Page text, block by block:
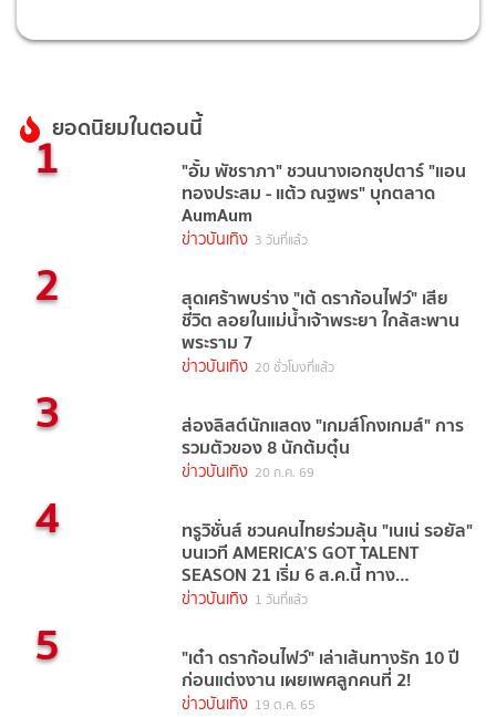
ยอดนิยมในตอนนี้
1 "อั้ม พัชราภา" ชวนนางเอกซุปตาร์ "แอน
ทองประสม - แต้ว ณฐพร" บุกตลาด
AumAum
ข่าวบันเทิง 3 วันที่แล้ว
2 สุดเศร้าพบร่าง "เต้ ดราก้อนไฟว์" เสีย
ชีวิต ลอยในแม่น้ำเจ้าพระยา ใกล้สะพาน
พระราม 7
ข่าวบันเทิง 20 ชั่วโมงที่แล้ว
3 ส่องลิสต์นักแสดง "เกมส์โกงเกมส์" การ
รวมตัวของ 8 นักต้มตุ๋น
ข่าวบันเทิง 20 ก.ค. 69
4 ทรูวิชั่นส์ ชวนคนไทยร่วมลุ้น "เนเน่ รอยัล"
บนเวที AMERICA’S GOT TALENT
SEASON 21 เริ่ม 6 ส.ค.นี้ ทาง
TrueVisions NOW
ข่าวบันเทิง 1 วันที่แล้ว
5 "เต๋า ดราก้อนไฟว์" เล่าเส้นทางรัก 10 ปี
ก่อนแต่งงาน เผยเพศลูกคนที่ 2!
ข่าวบันเทิง 19 ต.ค. 65